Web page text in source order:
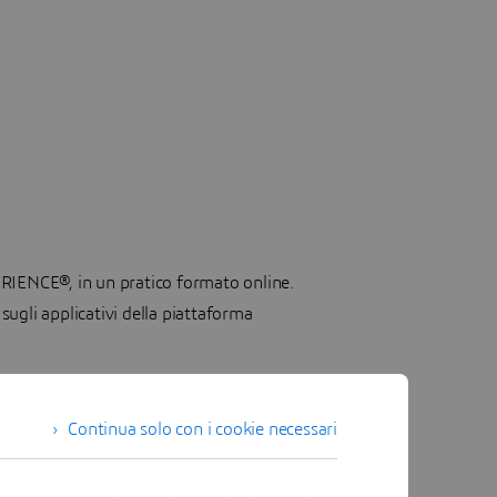
in un pratico formato online.
applicativi della piattaforma
agli e-Seminar on-demand,
Continua solo con i cookie necessari